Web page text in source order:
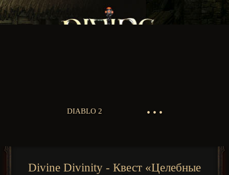
DIABLO 2 • • •
Divine Divinity - Квест «Целебные